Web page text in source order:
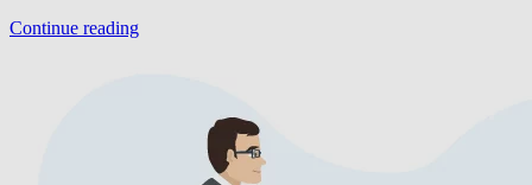
Continue reading